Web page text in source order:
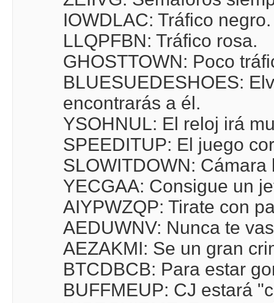
IOWDLAC: Tráfico negro.
LLQPFBN: Tráfico rosa.
GHOSTTOWN: Poco
BLUESUEDESHOES:
encontrarás a él.
YSOHNUL: El reloj irá
SPEEDITUP: El juego
SLOWITDOWN: Cámara
YECGAA: Consigue un
AIYPWZQP: Tirate con
AEDUWNV: Nunca te
AEZAKMI: Se un gran
BTCDBCB: Para estar
BUFFMEUP: CJ estará